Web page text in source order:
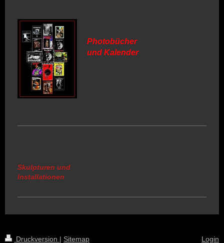
Photobücher
und Kalender
Skulpturen und
Installationen
Druckversion | Sitemap Login